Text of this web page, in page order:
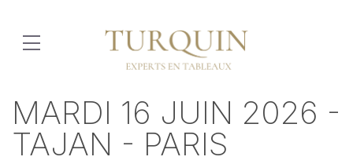
MARDI 16 JUIN 2026 -
TAJAN - PARIS